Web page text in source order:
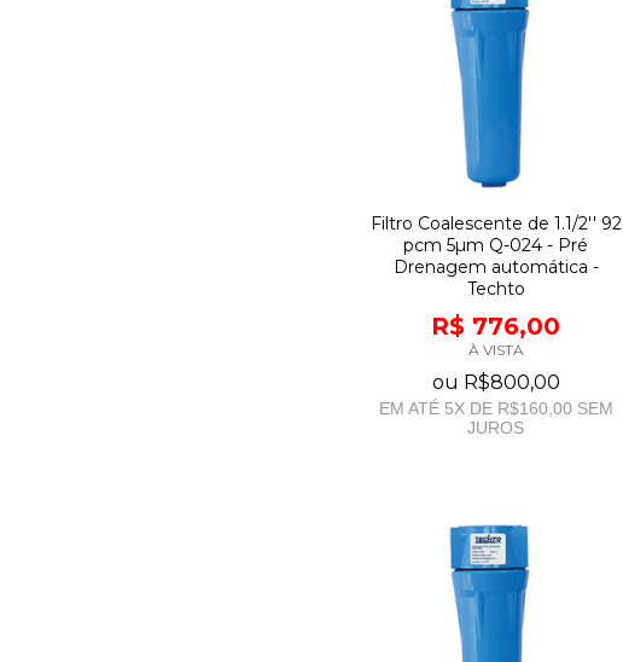
Filtro Coalescente de 1.1/2'' 92
pcm 5µm Q-024 - Pré
Drenagem automática -
Techto
R$ 776,00
À VISTA
ou R$800,00
EM ATÉ 5X DE R$160,00 SEM
JUROS